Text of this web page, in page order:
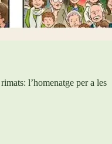
l’homenatge per a les